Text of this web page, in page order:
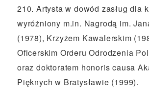
210. Artysta w dowód zasług dla
wyróżniony m.in. Nagrodą im.
(1978), Krzyżem Kawalerskim
Oficerskim Orderu Odrodzenia
oraz doktoratem honoris causa
Pięknych w Bratysławie (1999).